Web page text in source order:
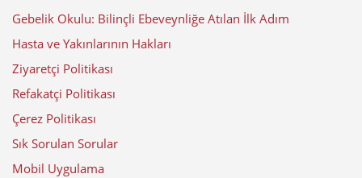
Gebelik Okulu: Bilinçli Ebeveynliğe Atılan İlk Adım
Hasta ve Yakınlarının Hakları
Ziyaretçi Politikası
Refakatçi Politikası
Çerez Politikası
Sık Sorulan Sorular
Mobil Uygulama